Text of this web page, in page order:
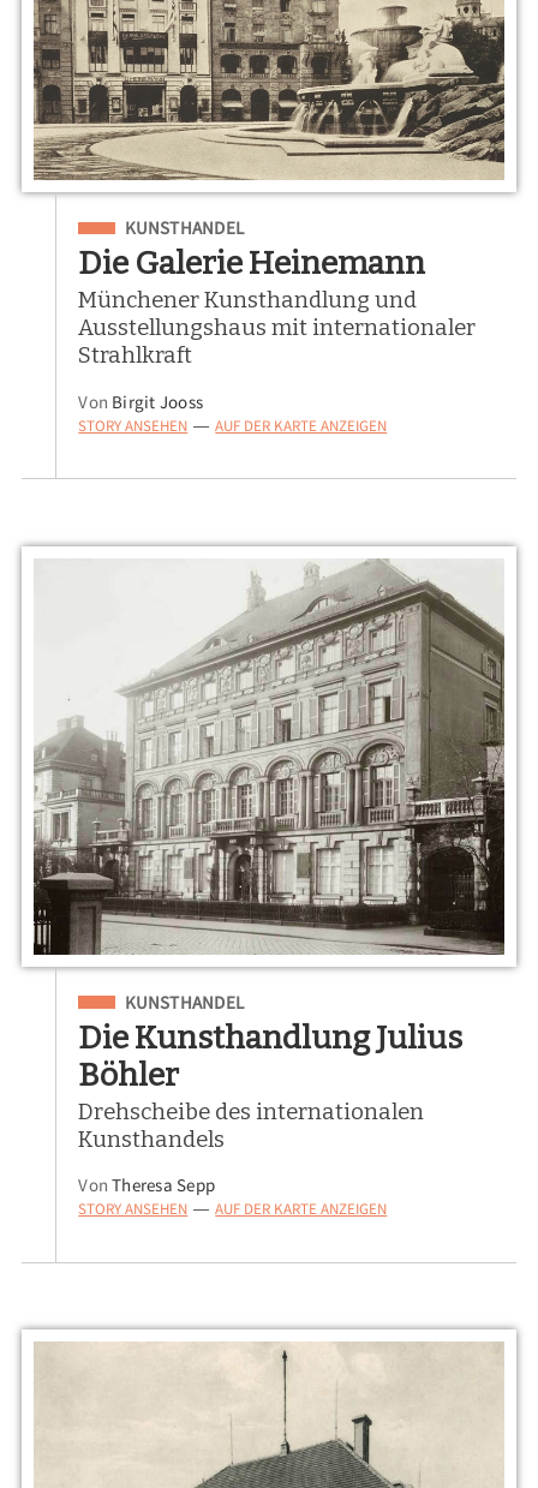
Eingeordnet unter
KUNSTHANDEL
Die Galerie Heinemann
Münchener Kunsthandlung und
Ausstellungshaus mit internationaler
Strahlkraft
Von Birgit Jooss
STORY ANSEHEN — AUF DER KARTE ANZEIGEN
Eingeordnet unter
KUNSTHANDEL
Die Kunsthandlung Julius
Böhler
Drehscheibe des internationalen
Kunsthandels
VonTheresa Sepp
STORY ANSEHEN — AUF DER KARTE ANZEIGEN